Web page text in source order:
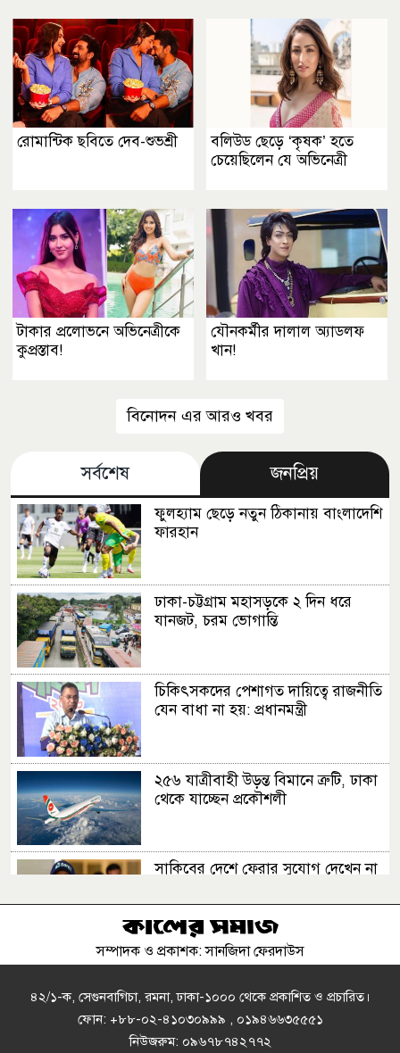
রোমান্টিক ছবিতে দেব-শুভশ্রী
বলিউড ছেড়ে ‘কৃষক’ হতে
চেয়েছিলেন যে অভিনেত্রী
টাকার প্রলোভনে অভিনেত্রীকে
কুপ্রস্তাব!
যৌনকর্মীর দালাল অ্যাডলফ
খান!
বিনোদন এর আরও খবর
সর্বশেষ জনপ্রিয়
ফুলহ্যাম ছেড়ে নতুন ঠিকানায় বাংলাদেশি
ফারহান
ঢাকা-চট্টগ্রাম মহাসড়কে ২ দিন ধরে
যানজট, চরম ভোগান্তি
চিকিৎসকদের পেশাগত দায়িত্বে রাজনীতি
যেন বাধা না হয়: প্রধানমন্ত্রী
২৫৬ যাত্রীবাহী উড়ন্ত বিমানে ত্রুটি, ঢাকা
থেকে যাচ্ছেন প্রকৌশলী
সাকিবের দেশে ফেরার সুযোগ দেখেন না
এক দুর্ঘটনায় থেমে গেল ৯ জীবন, ভেঙে
‘কীসের হাসিনা, কোথায় বক্তব্য দিয়েছে,
সম্পাদক ও প্রকাশক: সানজিদা ফেরদাউস
৪২/১-ক, সেগুনবাগিচা, রমনা, ঢাকা-১০০০ থেকে প্রকাশিত ও প্রচারিত।
ফোন: +৮৮-০২-৪১০৩০৯৯৯ , ০১৯৪৬৬৩৫৫৫১
নিউজরুম: ০৯৬৭৮৭৪২৭৭২